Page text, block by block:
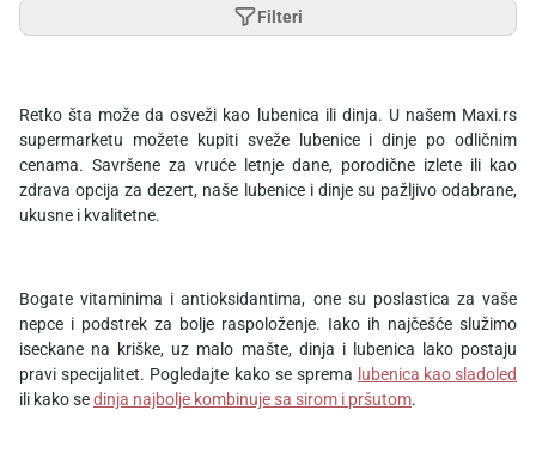
Filteri
Retko šta može da osveži kao lubenica ili dinja. U našem Maxi.rs
supermarketu možete kupiti sveže lubenice i dinje po odličnim
cenama. Savršene za vruće letnje dane, porodične izlete ili kao
zdrava opcija za dezert, naše lubenice i dinje su pažljivo odabrane,
ukusne i kvalitetne.
Bogate vitaminima i antioksidantima, one su poslastica za vaše
nepce i podstrek za bolje raspoloženje. Iako ih najčešće služimo
iseckane na kriške, uz malo mašte, dinja i lubenica lako postaju
pravi specijalitet. Pogledajte kako se sprema lubenica kao sladoled
ili kako sedinja najbolje kombinuje sa sirom i pršutom.